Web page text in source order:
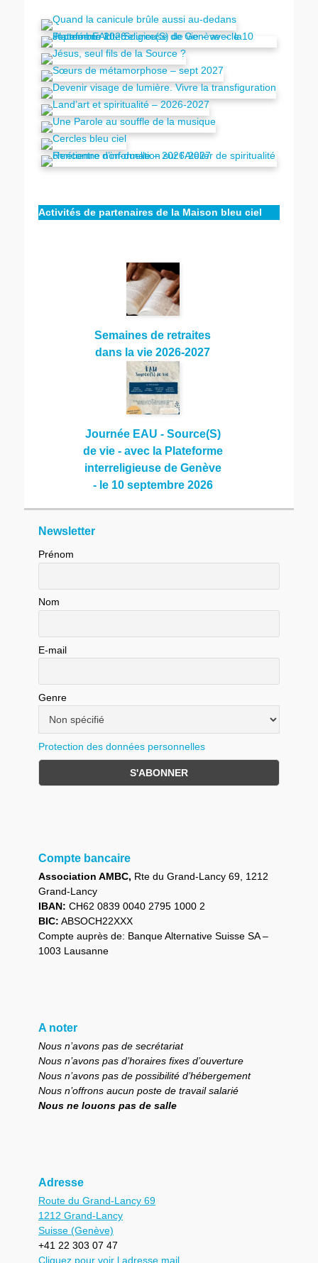
Activités de partenaires de la Maison bleu ciel
Semaines de retraites
dans la vie 2026-2027
Journée EAU - Source(S)
de vie - avec la Plateforme
interreligieuse de Genève
- le 10 septembre 2026
Newsletter
Prénom
Nom
E-mail
Genre
Protection des données personnelles
Compte bancaire
Association AMBC, Rte du Grand-Lancy 69, 1212
Grand-Lancy
IBAN: CH62 0839 0040 2795 1000 2
BIC: ABSOCH22XXX
Compte auprès de: Banque Alternative Suisse SA –
1003 Lausanne
A noter
Nous n’avons pas de secrétariat
Nous n’avons pas d’horaires fixes d’ouverture
Nous n’avons pas de possibilité d’hébergement
Nous n’offrons aucun poste de travail salarié
Nous ne louons pas de salle
Adresse
Route du Grand-Lancy 69
1212 Grand-Lancy
Suisse (Genève)
+41 22 303 07 47
Cliquez pour voir l adresse mail